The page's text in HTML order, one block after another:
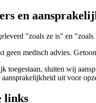
en
"zoals ze is" en
geen medisch advies.
toegestaan, sluiten wij
uit voor
links